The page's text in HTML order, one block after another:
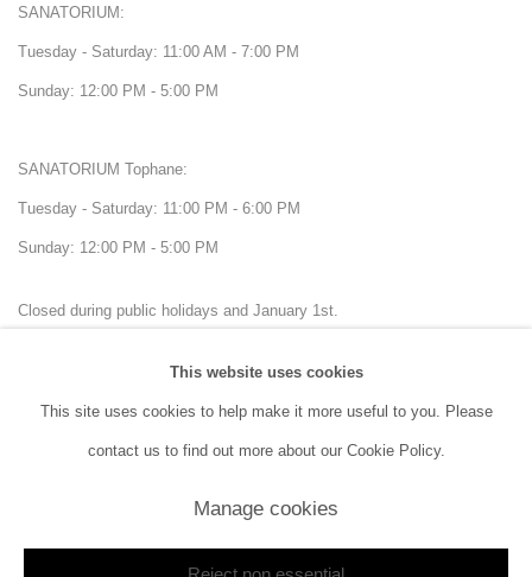
SANATORIUM:
Tuesday - Saturday: 11:00 AM - 7:00 PM
Sunday: 12:00 PM - 5:00 PM
SANATORIUM Tophane:
Tuesday - Saturday: 11:00 PM - 6:00 PM
Sunday: 12:00 PM - 5:00 PM
Closed during public holidays and January 1st.
This website uses cookies
This site uses cookies to help make it more useful to you. Please
contact us to find out more about our Cookie Policy.
Manage cookies